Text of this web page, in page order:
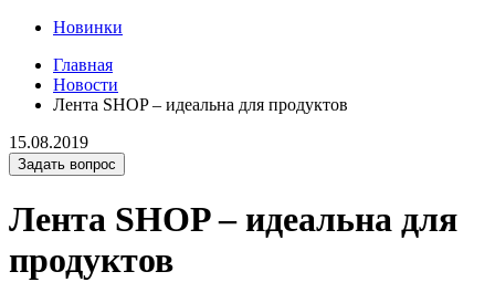
Новинки
Главная
Новости
Лента SHOP – идеальна для продуктов
15.08.2019
Задать вопрос
Лента SHOP – идеальна для
продуктов